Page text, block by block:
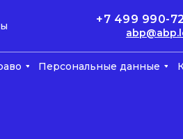
Персональные данные
+7 499 990-